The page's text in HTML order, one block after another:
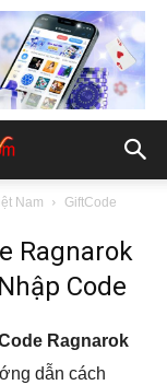
Nam
GiftCode
Ragnarok
Code
Ragnarok
dẫn cách